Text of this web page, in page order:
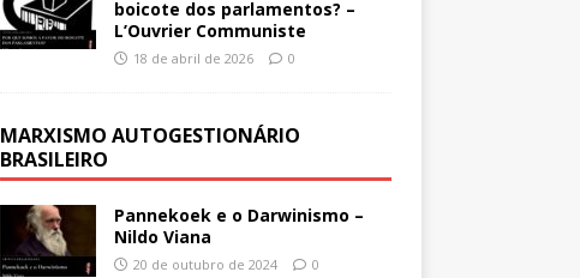
boicote dos parlamentos? –
L’Ouvrier Communiste
18 de abril de 2026 0
MARXISMO AUTOGESTIONÁRIO
BRASILEIRO
Pannekoek e o Darwinismo –
Nildo Viana
20 de outubro de 2024 0